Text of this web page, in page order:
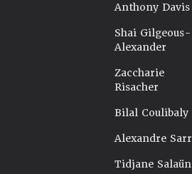
Anthony Davis
Shai Gilgeous-
Alexander
Zaccharie
Risacher
Bilal Coulibaly
Alexandre Sarr
Tidjane Salaün